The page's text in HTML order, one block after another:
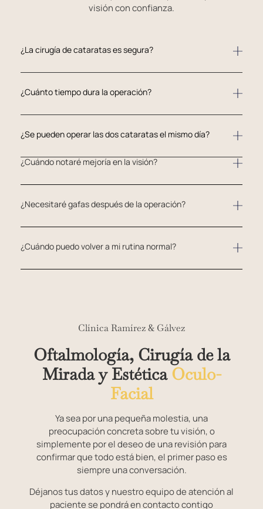
visión con confianza.
¿La cirugía de cataratas es segura?
¿Cuánto tiempo dura la operación?
¿Se pueden operar las dos cataratas el mismo día?
¿Cuándo notaré mejoría en la visión?
¿Necesitaré gafas después de la operación?
¿Cuándo puedo volver a mi rutina normal?
Clínica Ramírez & Gálvez
Oftalmología, Cirugía de la
Mirada y EstéticaOculo-
Facial
Ya sea por una pequeña molestia, una
preocupación concreta sobre tu visión, o
simplemente por el deseo de una revisión para
confirmar que todo está bien, el primer paso es
siempre una conversación.
Déjanos tus datos y nuestro equipo de atención al
paciente se pondrá en contacto contigo